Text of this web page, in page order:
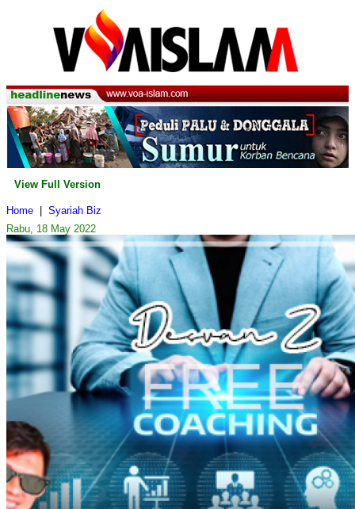
View Full Version
Home
Syariah Biz
Rabu, 18 May 2022